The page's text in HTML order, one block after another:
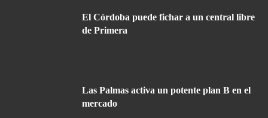
El Córdoba puede fichar a un central libre
de Primera
Las Palmas activa un potente plan B en el
mercado